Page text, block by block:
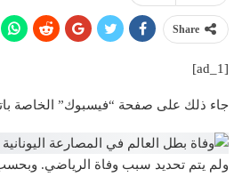
Share
[ad_1]
جاء ذلك على صفحة “فيسبوك” الخاصة